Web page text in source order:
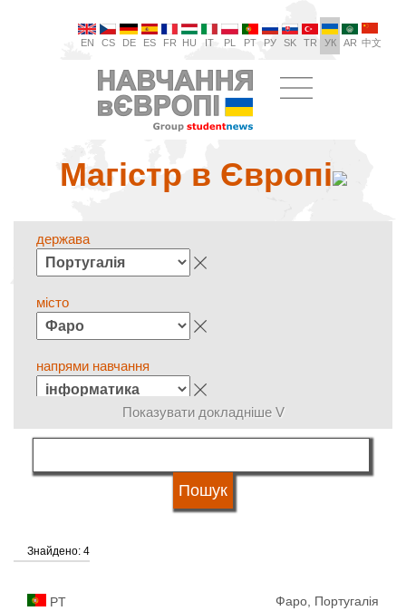
EN CS DE ES FR HU IT PL PT РУ SK TR УК AR 中文
Магістр в Європі
держава
місто
напрями навчання
мова навчання
Тип університету
Показувати докладніше V
Знайдено: 4
PT Фаро, Португалія